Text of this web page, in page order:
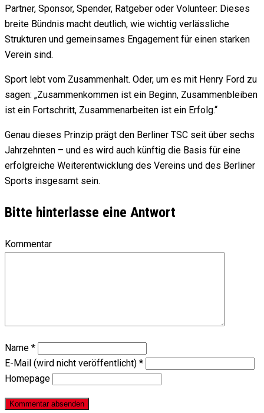
Partner, Sponsor, Spender, Ratgeber oder Volunteer: Dieses
breite Bündnis macht deutlich, wie wichtig verlässliche
Strukturen und gemeinsames Engagement für einen starken
Verein sind.
Sport lebt vom Zusammenhalt. Oder, um es mit Henry Ford zu
sagen: „Zusammenkommen ist ein Beginn, Zusammenbleiben
ist ein Fortschritt, Zusammenarbeiten ist ein Erfolg.“
Genau dieses Prinzip prägt den Berliner TSC seit über sechs
Jahrzehnten – und es wird auch künftig die Basis für eine
erfolgreiche Weiterentwicklung des Vereins und des Berliner
Sports insgesamt sein.
Bitte hinterlasse eine Antwort
Kommentar
Name *
E-Mail (wird nicht veröffentlicht) *
Homepage